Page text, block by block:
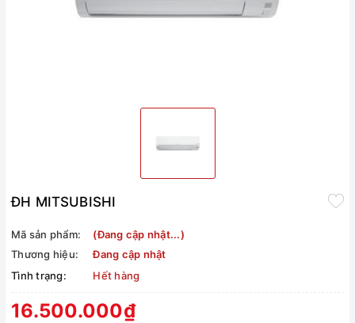
ĐH MITSUBISHI
Mã sản phẩm:
(Đang cập nhật...)
Thương hiệu:
Đang cập nhật
Tình trạng:
Hết hàng
16.500.000₫